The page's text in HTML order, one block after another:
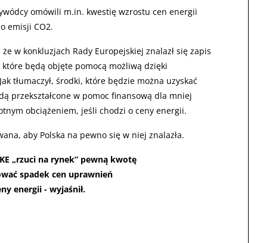
omówili m.in. kwestię wzrostu cen energii
emisji CO2.
w konkluzjach Rady Europejskiej znalazł się zapis
będą objęte pomocą możliwą dzięki
tłumaczył, środki, które będzie można uzyskać
przekształcone w pomoc finansową dla mniej
obciążeniem, jeśli chodzi o ceny energii.
aby Polska na pewno się w niej znalazła.
„rzuci na rynek” pewną kwotę
spadek cen uprawnień
energii - wyjaśnił.